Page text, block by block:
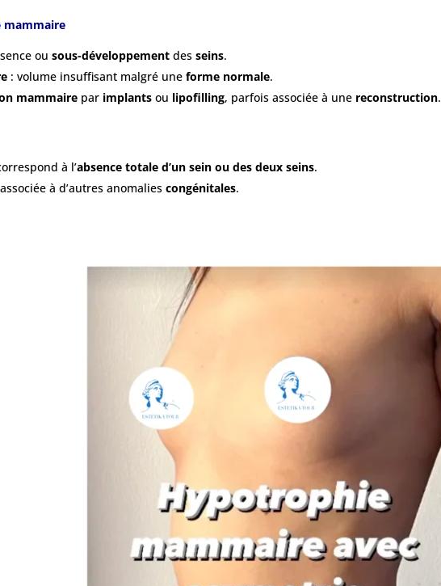
mammaire
ousous-développement desseins.
: volume insuffisant malgré uneforme normale.
mammaire par implants ou lipofilling, parfois associée à une reconstruction.
à l’absence totale d’un sein ou des deux seins.
à d’autres anomaliescongénitales.